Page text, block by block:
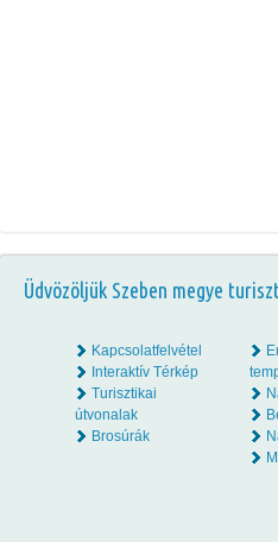
Üdvözöljük Szeben megye
Kapcsolatfelvétel
Interaktív Térkép
Turisztikai
útvonalak
Brosúrák